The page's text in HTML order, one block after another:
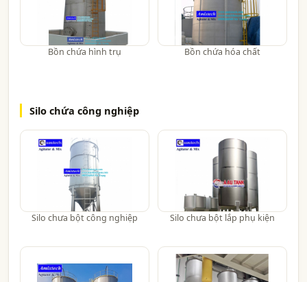
Bồn chứa hình trụ Bồn chứa hóa chất
Silo chứa công nghiệp
Silo chưa bột công nghiệp Silo chưa bột lắp phụ kiện